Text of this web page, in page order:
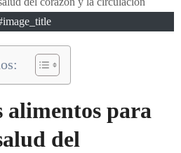
alimentos para
del